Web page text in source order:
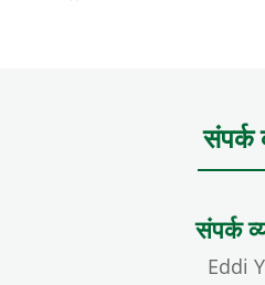
संपर्क
संपर्क
Eddi